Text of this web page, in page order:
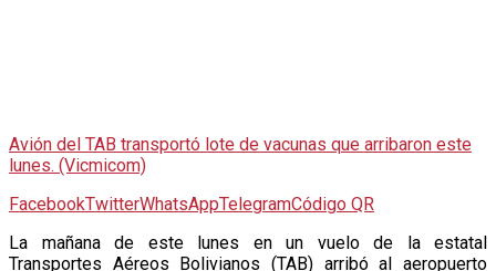
Avión del TAB transportó lote de vacunas que arribaron este
lunes. (Vicmicom)
FacebookTwitterWhatsAppTelegramCódigo QR
La mañana de este lunes en un vuelo de la estatal
Transportes Aéreos Bolivianos (TAB) arribó al aeropuerto